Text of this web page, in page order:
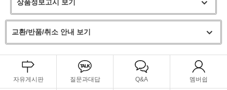
상품정보고시 보기
교환/반품/취소 안내 보기
자유게시판 질문과대답 Q&A 멤버쉽